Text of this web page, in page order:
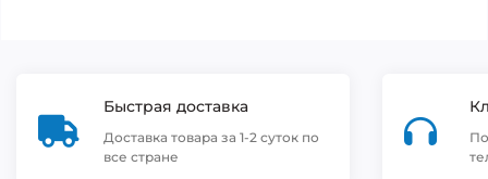
Быстрая доставка
Доставка товара за 1-2 суток по
все стране